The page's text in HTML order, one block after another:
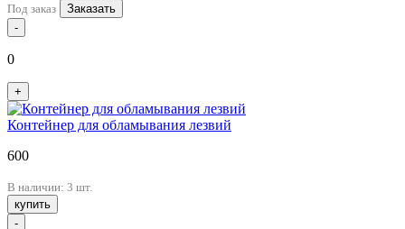
Под заказ
Заказать
-
0
+
Контейнер для обламывания лезвий
600
В наличии: 3 шт.
купить
-